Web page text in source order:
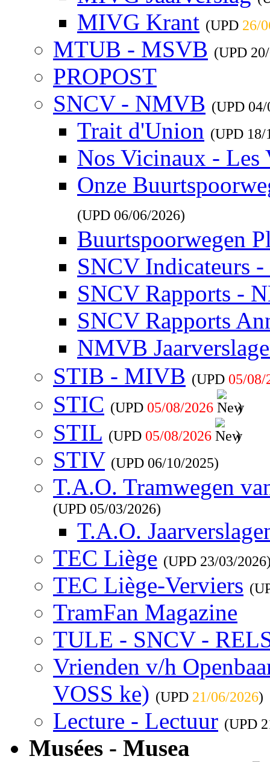
MIVG Krant (UPD 26/
MTUB - MSVB (UPD
PROPOST
SNCV - NMVB (UPD
Trait d'Union (UPD 18/
Nos Vicinaux - Les
Onze
(UPD 06/06/2026)
Buurtspoorwegen
SNCV Indicateurs
SNCV Rapports -
SNCV Rapports
NMVB
STIB - MIVB (UPD 05/08/
STIC (UPD 05/08/2026 )
STIL (UPD 05/08/2026 )
STIV (UPD 06/10/2025)
T.A.O. Tramwegen
(UPD 05/03/2026)
T.A.O.
TEC Liège (UPD 23/03/2026
TEC Liège-Verviers
TramFan Magazine
TULE - SNCV -
Vrienden v/h
VOSS ke) (UPD 21/06/2026)
Lecture - Lectuur (UPD
Musées - Musea